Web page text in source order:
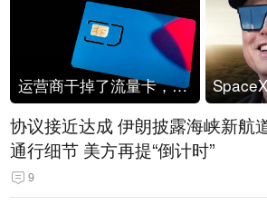
运营商干掉了流量卡，他们真的玩不起了
协议接近达成 伊朗披露海峡新航
通行细节 美方再提“倒计时”
9